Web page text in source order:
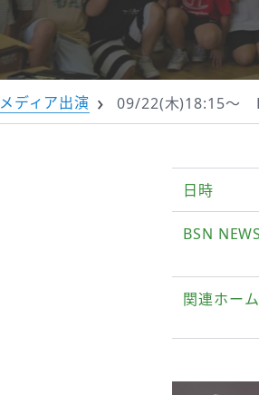
メディア出演 09/22(木)18:15～
日時
BSN
関連ホー